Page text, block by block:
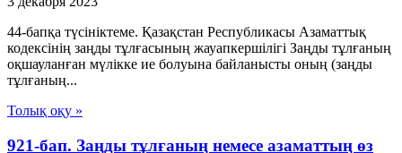
44-бапқа түсініктеме. Қазақстан Республикасы Азаматтық
кодексінің заңды тұлғасының жауапкершілігі Заңды тұлғаның
оқшауланған мүлікке ие болуына байланысты оның (заңды
тұлғаның...
Толық оқу »
921-бап. Заңды тұлғаның немесе азаматтың өз